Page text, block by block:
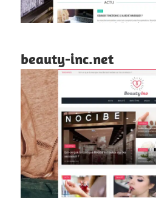
beauty-inc.net